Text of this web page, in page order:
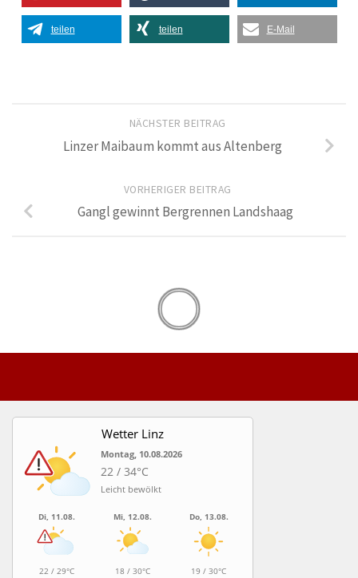
teilen teilen E-Mail
NÄCHSTER BEITRAG
Linzer Maibaum kommt aus Altenberg
VORHERIGER BEITRAG
Gangl gewinnt Bergrennen Landshaag
Wetter Linz
Montag, 10.08.2026
22 / 34°C
Leicht bewölkt
Di, 11.08.
22 / 29°C
Mi, 12.08.
18 / 30°C
Do, 13.08.
19 / 30°C